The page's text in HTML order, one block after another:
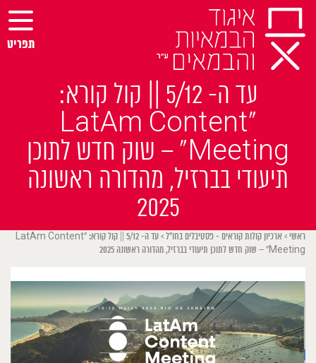
Skip
content
עד ה- 5/12 || קול קורא:
“LatAm Content
Meeting” – שוק חדש לתוכן
תיעודי בברזיל, מהדורה ראשונה
2025
תפריט
ראשי > ארכיון קולות קוראים - פסטיבלים בחו״ל >
עד ה- 5/12 || קול קורא: “LatAm Content
Meeting” – שוק חדש לתוכן תיעודי בברזיל, מהדורה ראשונה 2025